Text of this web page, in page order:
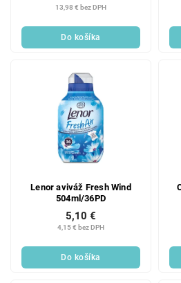
13,98 € bez DPH
cena:
Do košíka
Lenor aviváž Fresh Wind
504ml/36PD
4,15 € bez DPH
5,10 €
Do košíka